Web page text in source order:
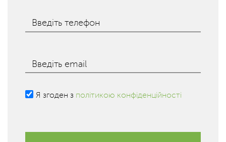
Введіть телефон
Введіть email
Я згоден з політикою конфіденційності